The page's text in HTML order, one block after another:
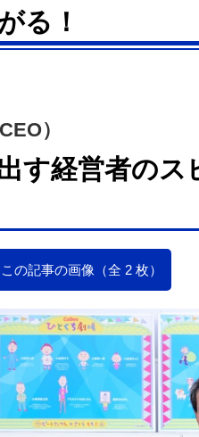
る！
）
す経営者のス
この記事の画像（全 2 枚）